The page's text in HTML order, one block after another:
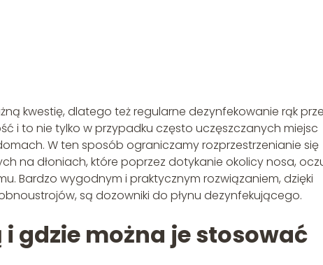
kwestię, dlatego też regularne dezynfekowanie rąk
i to nie tylko w przypadku często uczęszczanych miejsc
W ten sposób ograniczamy rozprzestrzenianie się
na dłoniach, które poprzez dotykanie okolicy nosa,
Bardzo wygodnym i praktycznym rozwiązaniem, dzięki
są dozowniki do płynu dezynfekującego.
gdzie można je stosować